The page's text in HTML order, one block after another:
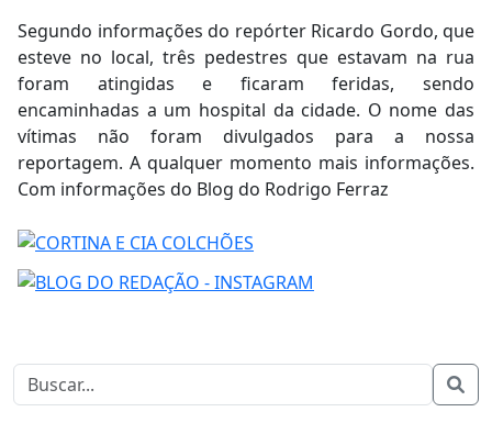
Segundo informações do repórter Ricardo Gordo, que
esteve no local, três pedestres que estavam na rua
foram atingidas e ficaram feridas, sendo
encaminhadas a um hospital da cidade. O nome das
vítimas não foram divulgados para a nossa
reportagem. A qualquer momento mais informações.
Com informações do Blog do Rodrigo Ferraz